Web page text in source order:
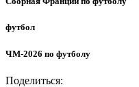
футбол
ЧМ-2026 по футболу
Поделиться: